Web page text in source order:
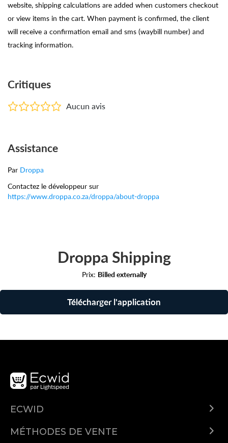
website, shipping calculations are added when customers checkout
or view items in the cart. When payment is confirmed, the client
will receive a confirmation email and sms (waybill number) and
tracking information.
Critiques
Aucun avis
Assistance
Par Droppa
Contactez le développeur sur
https://www.droppa.co.za/droppa/about-droppa
Droppa Shipping
Prix: Billed externally
Télécharger l'application
ECWID
Demo
MÉTHODES DE VENTE